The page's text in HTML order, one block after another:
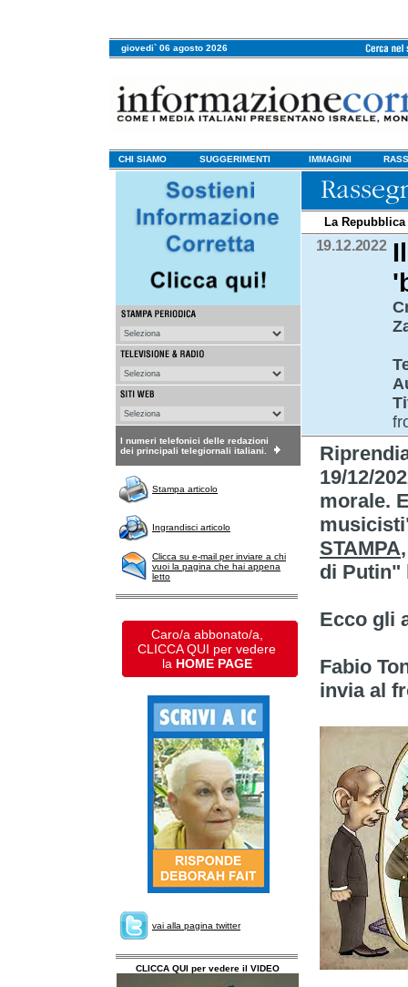
giovedi` 06 agosto 2026
CHI SIAMO SUGGERIMENTI IMMAGINI
I numeri telefonici delle redazioni
dei principali telegiornali italiani.
Stampa articolo
Ingrandisci articolo
Clicca su e-mail per inviare a chi
vuoi la pagina che hai appena
letto
Caro/a abbonato/a,
CLICCA QUI per vedere
la HOME PAGE
vai alla pagina twitter
CLICCA QUI per vedere il VIDEO
La
19.12.2022
19/12/
morale.
STAMPA
di Putin"
Ecco gli
Fabio
invia al